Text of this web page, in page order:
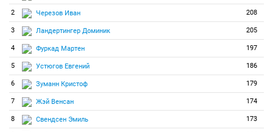
2 Черезов Иван 208
3 Ландертингер Доминик 205
4 Фуркад Мартен 197
5 Устюгов Евгений 186
6 Зуманн Кристоф 179
7 Жэй Венсан 174
8 Свендсен Эмиль 173